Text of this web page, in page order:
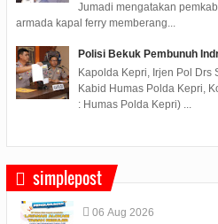
Jumadi mengatakan
armada kapal ferry memberang...
Polisi Bekuk Pembunuh
Kapolda Kepri, Irjen Pol Drs
Kabid Humas Polda Kepri,
: Humas Polda Kepri) ...
simplepost
06 Aug 2026